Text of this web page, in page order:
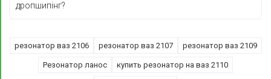
дропшипінг?
резонатор ваз 2106 резонатор ваз 2107 резонатор ваз 2109
Резонатор ланос купить резонатор на ваз 2110